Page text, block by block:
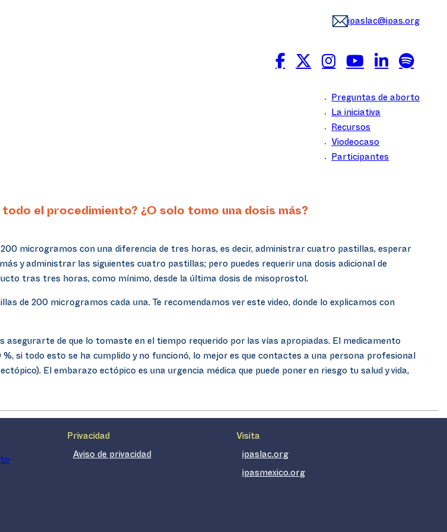
ipaslac@ipas.org
Preguntas de aborto
La iniciativa
Recursos
Viodeocaso
Participantes
el procedimiento? ¿O solo tomo una dosis más?
microgramos con una diferencia de tres horas, es decir, administrar cuatro pastillas, esperar
y administrar las siguientes cuatro pastillas; pero puedes requerir una dosis adicional de
tras tres horas, como mínimo, desde la última dosis de misoprostol.
de 200 microgramos cada una. Te recomendamos ver este video, donde lo explicamos con
asegurarte de que lo tomaste en el tiempo requerido por las vías apropiadas. El medicamento
si todo esto se ha cumplido y no funcionó, lo mejor es que contactes a una persona profesional
El embarazo ectópico es una urgencia médica que puede poner en riesgo tu salud y vida,
Privacidad
Aviso de privacidad
Visita
ipaslac.org
ipasmexico.org